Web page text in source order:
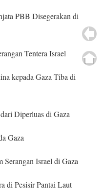
PBB Disegerakan di
Tentera Israel
kepada Gaza Tiba di
Diperluas di Gaza
Gaza
Serangan Israel di Gaza
di Pesisir Pantai Laut